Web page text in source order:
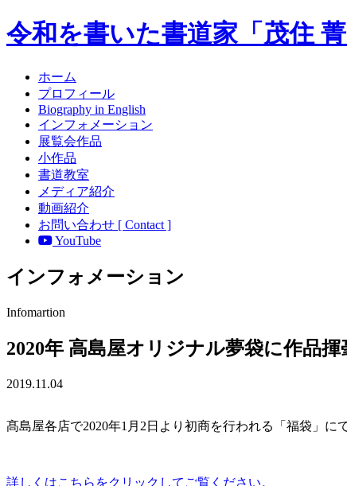
令和を書いた書道家「茂住
ホーム
プロフィール
Biography in English
インフォメーション
展覧会作品
小作品
書道教室
メディア紹介
動画紹介
お問い合わせ [ Contact ]
YouTube
インフォメーション
Infomartion
2020年 高島屋オリジナル夢袋に作品揮
2019.11.04
髙島屋各店で2020年1月2日より初商を行われる「福袋」に
詳しくはこちらをクリックしてご覧ください。